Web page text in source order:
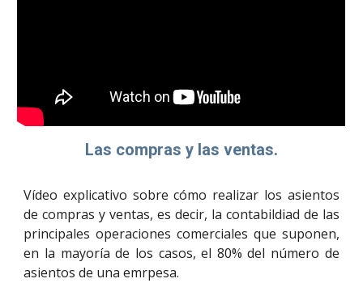
Las compras y las ventas.
Vídeo explicativo sobre cómo realizar los asientos
de compras y ventas, es decir, la contabildiad de las
principales operaciones comerciales que suponen,
en la mayoría de los casos, el 80% del número de
asientos de una emrpesa.